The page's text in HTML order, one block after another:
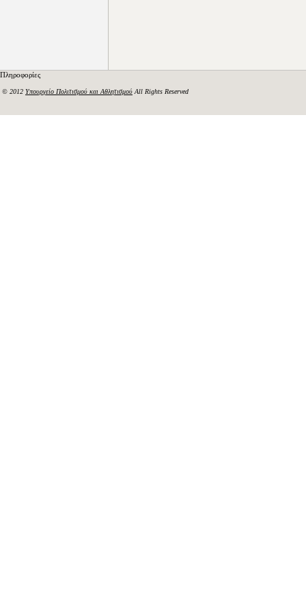
Πληροφορίες
© 2012 Υπουργείο Πολιτισμού και Αθλητισμού All Rights Reserved